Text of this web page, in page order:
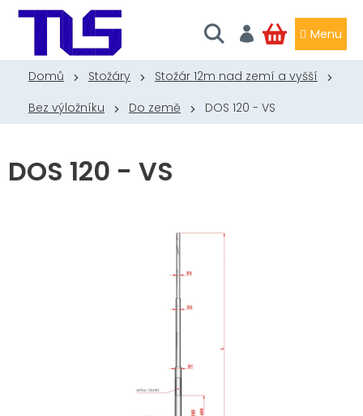
Přejít
NÁKUPNÍ
KOŠÍK
Domů Stožáry
Stožár 12m nad zemí a vyšší
Bez výložníku
Do země DOS 120 - VS
DOS 120 - VS